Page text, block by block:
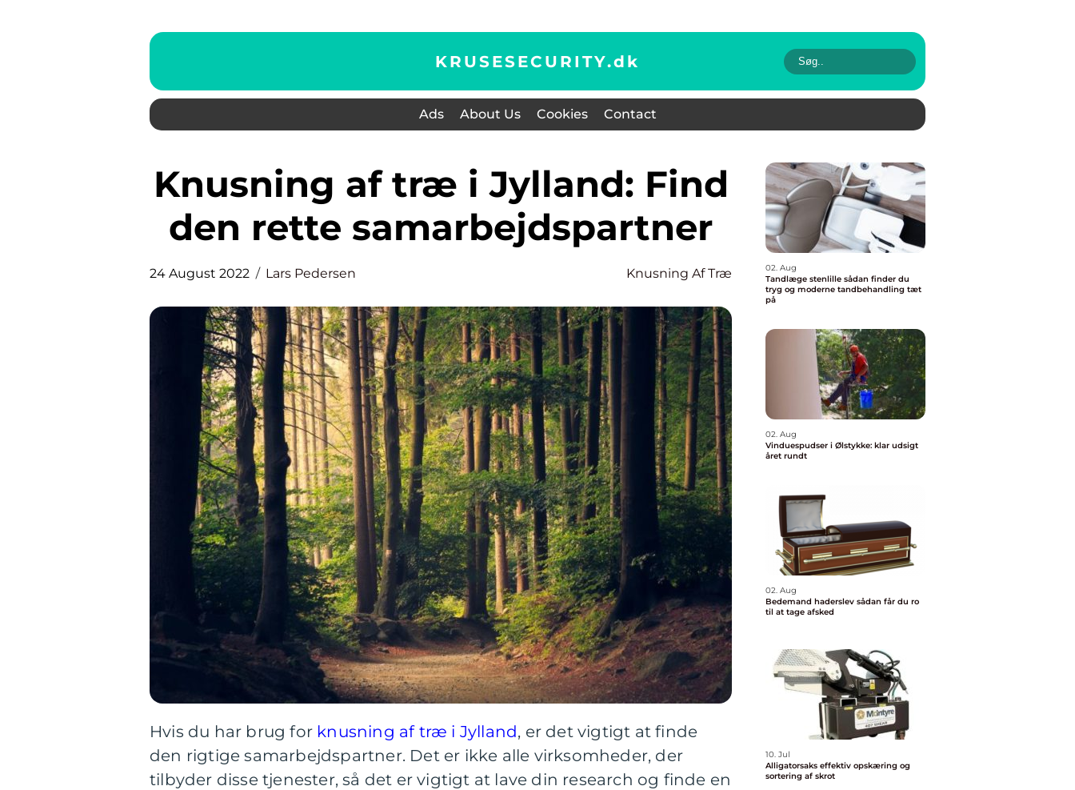
KRUSESECURITY.dk
Ads About Us Cookies Contact
Knusning af træ i Jylland: Find
den rette samarbejdspartner
24 August 2022 Lars Pedersen Knusning Af Træ
Hvis du har brug for knusning af træ i Jylland, er det vigtigt at finde
den rigtige samarbejdspartner. Det er ikke alle virksomheder, der
tilbyder disse tjenester, så det er vigtigt at lave din research og finde en
02. Aug
Tandlæge stenlille sådan finder du
tryg og moderne tandbehandling tæt
på
02. Aug
Vinduespudser i Ølstykke: klar udsigt
året rundt
02. Aug
Bedemand haderslev sådan får du ro
til at tage afsked
10. Jul
Alligatorsaks effektiv opskæring og
sortering af skrot